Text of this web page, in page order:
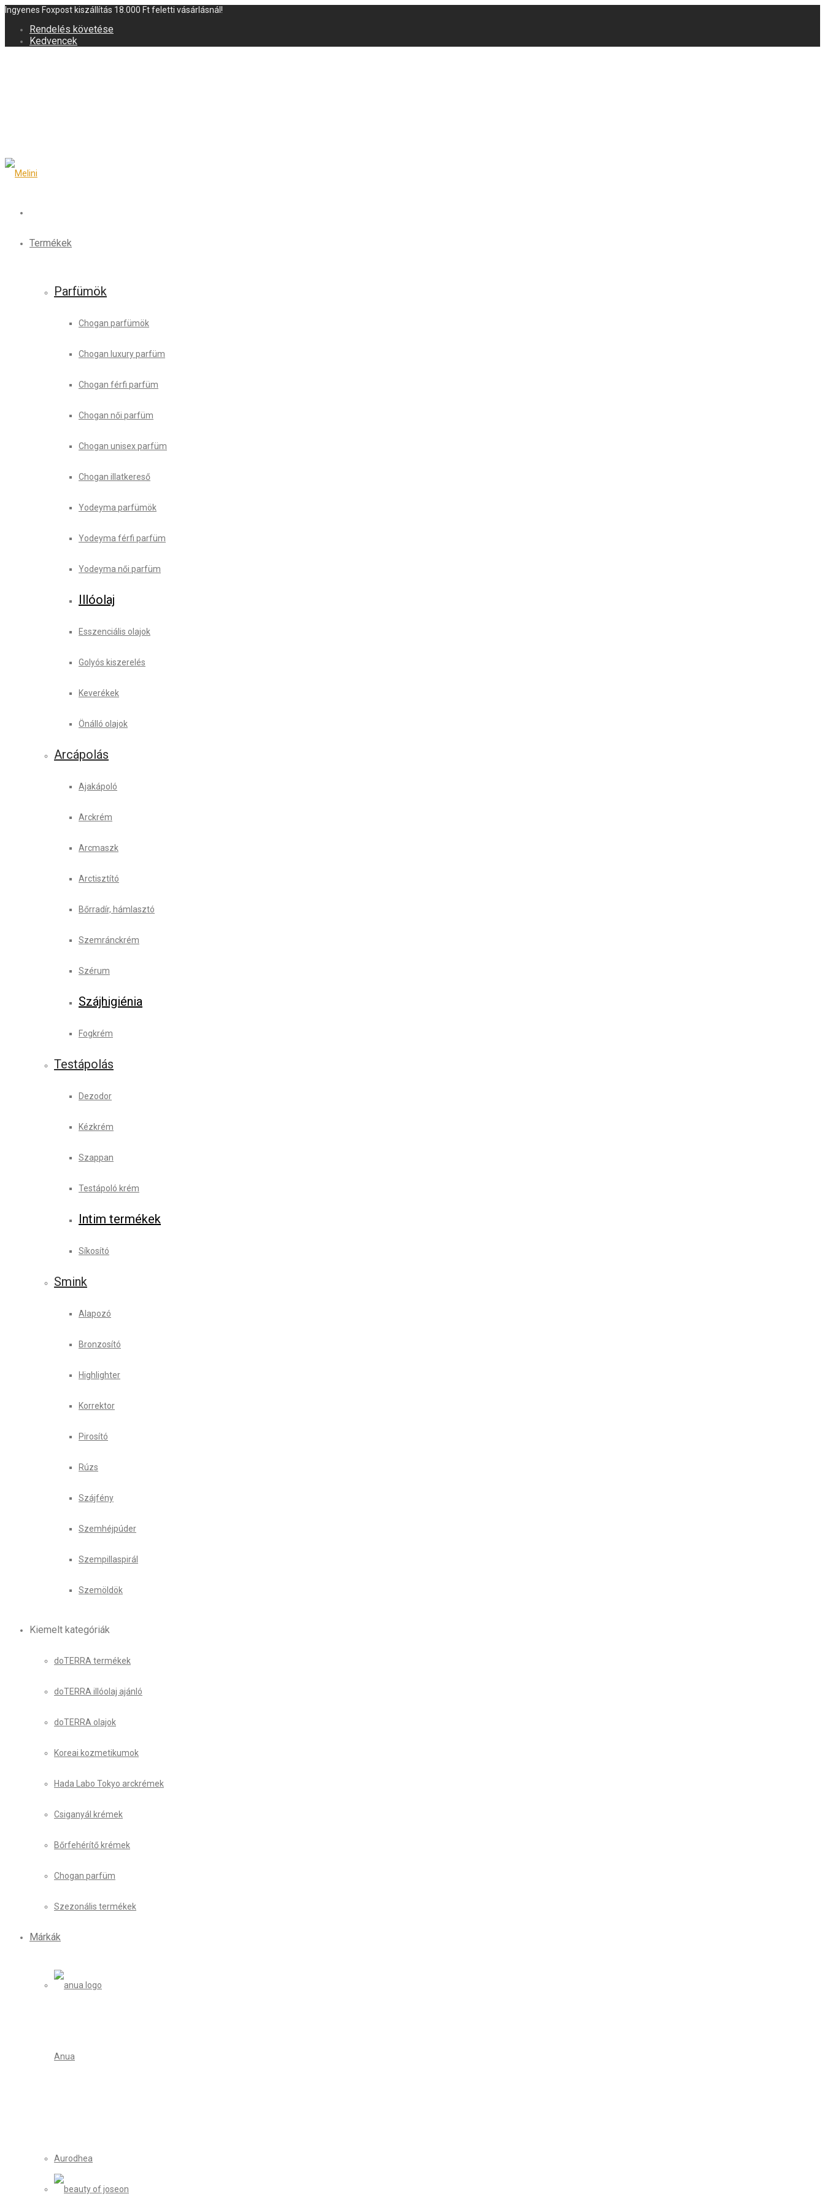
Ingyenes Foxpost kiszállítás 18.000 Ft feletti vásárlásnál!
Rendelés követése
Kedvencek
Termékek
Parfümök
Chogan parfümök
Chogan luxury parfüm
Chogan férfi parfüm
Chogan női parfüm
Chogan unisex parfüm
Chogan illatkereső
Yodeyma parfümök
Yodeyma férfi parfüm
Yodeyma női parfüm
Illóolaj
Esszenciális olajok
Golyós kiszerelés
Keverékek
Önálló olajok
Arcápolás
Ajakápoló
Arckrém
Arcmaszk
Arctisztító
Bőrradír, hámlasztó
Szemránckrém
Szérum
Szájhigiénia
Fogkrém
Testápolás
Dezodor
Kézkrém
Szappan
Testápoló krém
Intim termékek
Síkosító
Smink
Alapozó
Bronzosító
Highlighter
Korrektor
Pirosító
Rúzs
Szájfény
Szemhéjpúder
Szempillaspirál
Szemöldök
Kiemelt kategóriák
doTERRA termékek
doTERRA illóolaj ajánló
doTERRA olajok
Koreai kozmetikumok
Hada Labo Tokyo arckrémek
Csiganyál krémek
Bőrfehérítő krémek
Chogan parfüm
Szezonális termékek
Márkák
Anua
Aurodhea